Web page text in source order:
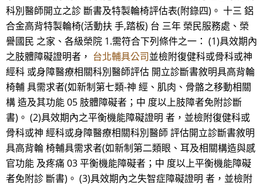
科別醫師開立之診 斷書及特製輪椅評估表(附錄四)。 十三 鋁
合金高背特製輪椅(活動扶 手,踏板) 台 三年 榮民服務處、榮
譽國民 之家、各級榮院 1.需符合下列條件之一： (1)具效期內
之肢體障礙證明者， 台北輔具公司並檢附復健科或骨科或神
經科 或身障醫療相關科別醫師評估 開立診斷書敘明具高背輪
椅輔 具需求者(如新制第七類-神 經、肌肉、骨骼之移動相關
構 造及其功能 05 肢體障礙者；中 度以上肢障者免附診斷
書)。 (2)具效期內之平衡機能障礙證明 者，並檢附復健科或
骨科或神 經科或身障醫療相關科別醫師 評估開立診斷書敘明
具高背輪 椅輔具需求者(如新制第二類眼、耳及相關構造與感
官功能 及疼痛 03 平衡機能障礙者；中 度以上平衡機能障礙
者免附診 斷書)。 (3)具效期內之失智症障礙證明 者，並檢附